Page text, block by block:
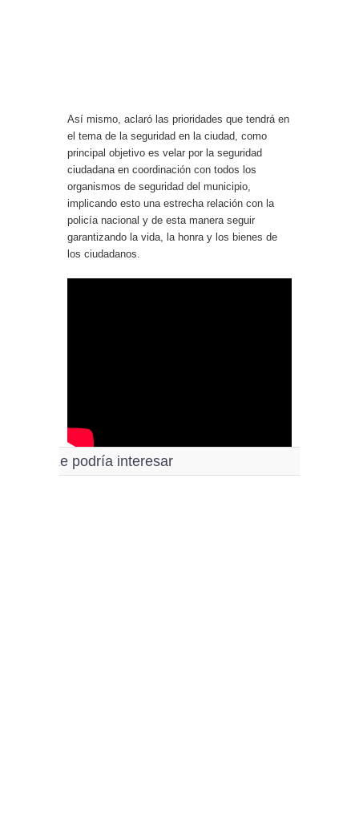
Así mismo, aclaró las prioridades que tendrá en
el tema de la seguridad en la ciudad, como
principal objetivo es velar por la seguridad
ciudadana en coordinación con todos los
organismos de seguridad del municipio,
implicando esto una estrecha relación con la
policía nacional y de esta manera seguir
garantizando la vida, la honra y los bienes de
los ciudadanos.
Le podría interesar